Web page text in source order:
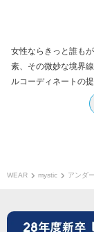
女性ならきっと誰も
素、その微妙な境界
ルコーディネートの提
WEAR mystic アンダ